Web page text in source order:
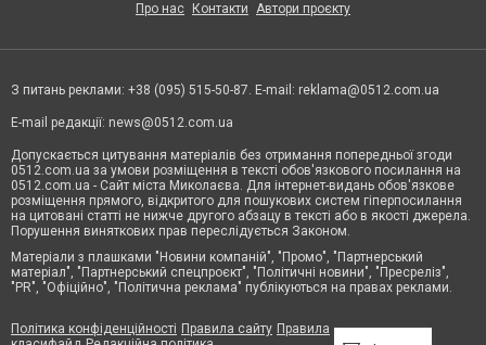
Про нас Контакти Автори проєкту
З питань реклами: +38 (095) 515-50-87. E-mail: reklama@0512.com.ua
E-mail редакції: news@0512.com.ua
Допускається цитування матеріалів без отримання попередньої згоди
0512.com.ua за умови розміщення в тексті обов'язкового посилання на
0512.com.ua - Сайт міста Миколаєва. Для інтернет-видань обов'язкове
розміщення прямого, відкритого для пошукових систем гіперпосилання
на цитовані статті не нижче другого абзацу в тексті або в якості джерела.
Порушення виняткових прав переслідується Законом.
Матеріали з плашками "Новини компаній", "Промо", "Партнерський
матеріал", "Партнерський спецпроєкт", "Політичні новини", "Пресреліз",
"PR", "Офіційно", "Політична реклама" публікуються на правах реклами.
Політика конфіденційності Правила сайту Правила